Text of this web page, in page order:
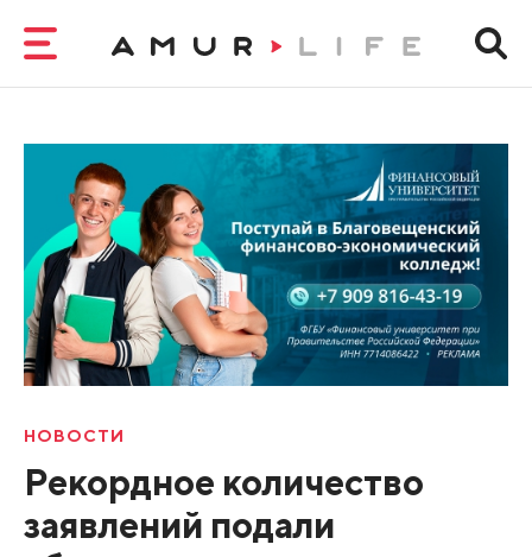
НОВОСТИ
Рекордное количество
заявлений подали